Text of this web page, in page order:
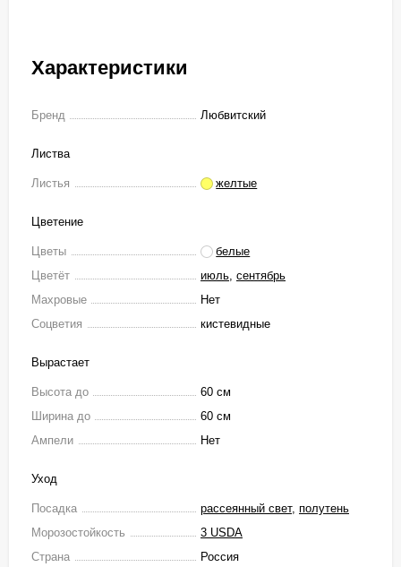
Характеристики
Бренд Любвитский
Листва
Листья желтые
Цветение
Цветы
белые
Цветёт
июль, сентябрь
Махровые
Нет
Соцветия
кистевидные
Вырастает
Высота до
60 см
Ширина до
60 см
Ампели
Нет
Уход
Посадка рассеянный свет, полутень
Морозостойкость
3 USDA
Страна
Россия